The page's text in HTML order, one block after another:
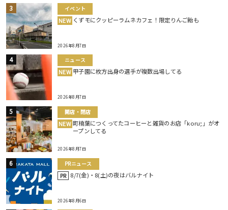
イベント
NEW くずモにクッピーラムネカフェ！限定りんご飴も
2026年8月7日
ニュース
NEW 甲子園に枚方出身の選手が複数出場してる
2026年8月7日
開店・閉店
NEW 町楠葉につくってたコーヒーと雑貨のお店「koru;」がオ
ープンしてる
2026年8月7日
PRニュース
PR 8/7(金)・8(土)の夜はバルナイト
2026年8月6日